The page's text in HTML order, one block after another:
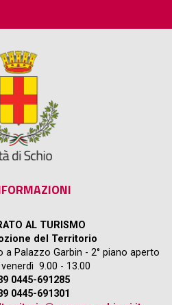
AL TURISMO
del Territorio
Palazzo Garbin - 2° piano aperto
9.00 - 13.00
0445-691285
0445-691301